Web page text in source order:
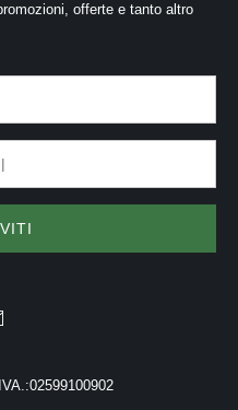
offerte e tanto altro